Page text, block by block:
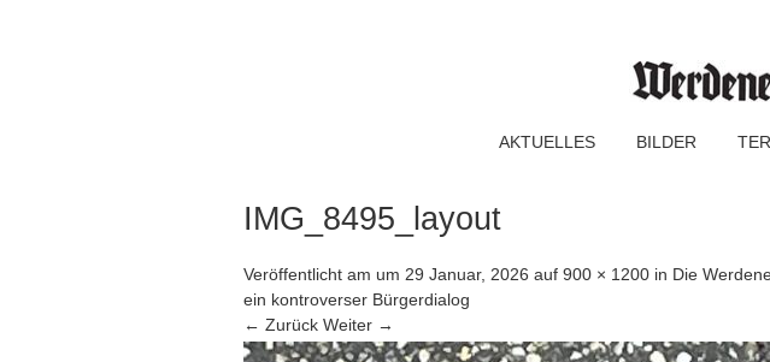
AKTUELLES BILDER
IMG_8495_layout
Veröffentlicht am um 29 Januar, 2026 auf 900 × 1200 in Die
ein kontroverser Bürgerdialog
← Zurück Weiter →